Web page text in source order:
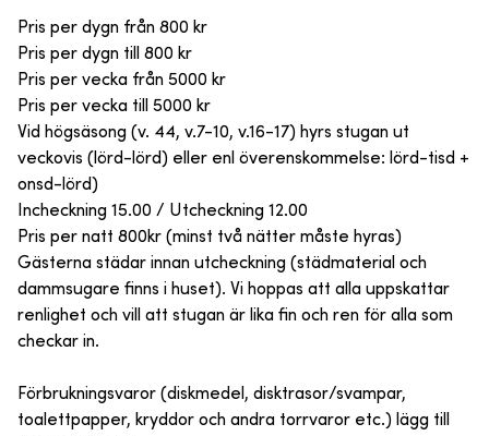
Pris per dygn från 800 kr
Pris per dygn till
800 kr
Pris per vecka från 5000 kr
Pris per vecka till
5000 kr
Vid högsäsong (v. 44, v.7-10, v.16-17) hyrs stugan ut
veckovis (lörd-lörd) eller enl överenskommelse: lörd-tisd +
onsd-lörd)
Incheckning 15.00 / Utcheckning 12.00
Pris per natt 800kr (minst två nätter måste hyras)
Gästerna städar innan utcheckning (städmaterial och
dammsugare finns i huset). Vi hoppas att alla uppskattar
renlighet och vill att stugan är lika fin och ren för alla som
checkar in.
Förbrukningsvaror (diskmedel, disktrasor/svampar,
toalettpapper, kryddor och andra torrvaror etc.) lägg till